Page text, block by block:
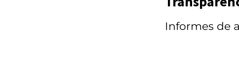
Informes de